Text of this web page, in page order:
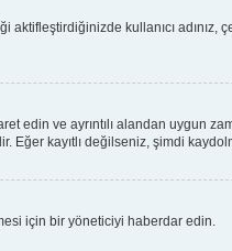
aktifleştirdiğinizde kullanıcı adınız,
edin ve ayrıntılı alandan uygun
kayıtlı değilseniz, şimdi
için bir yöneticiyi haberdar edin.